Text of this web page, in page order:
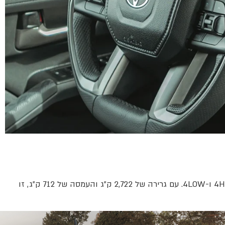
מנוע בנזין טורבו i-FORCE בנפח 2,400 סמ"ק מספק כאן 278 כ"ס ו-43 קג״מ, יחד עם תיבה אוטומטית 8 הילוכים והנעה 4×4 עם 4HI, 2HI ו-4LOW. עם גרירה של 2,722 ק"ג והעמסה של 712 ק"ג, זו